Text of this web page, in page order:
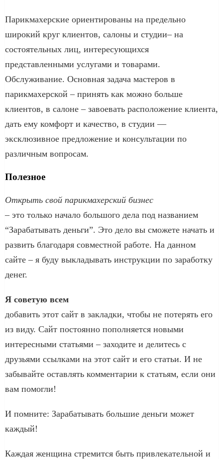
Парикмахерские ориентированы на предельно
широкий круг клиентов, салоны и студии– на
состоятельных лиц, интересующихся
представленными услугами и товарами.
Обслуживание. Основная задача мастеров в
парикмахерской – принять как можно больше
клиентов, в салоне – завоевать расположение клиента,
дать ему комфорт и качество, в студии —
эксклюзивное предложение и консультации по
различным вопросам.
Полезное
Открыть свой парикмахерский бизнес
– это только начало большого дела под названием
“Зарабатывать деньги”. Это дело вы сможете начать и
развить благодаря совместной работе. На данном
сайте – я буду выкладывать инструкции по заработку
денег.
Я советую всем
добавить этот сайт в закладки, чтобы не потерять его
из виду. Сайт постоянно пополняется новыми
интересными статьями – заходите и делитесь с
друзьями ссылками на этот сайт и его статьи. И не
забывайте оставлять комментарии к статьям, если они
вам помогли!
И помните: Зарабатывать большие деньги может
каждый!
Каждая женщина стремится быть привлекательной и